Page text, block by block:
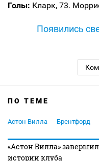
Голы: Кларк, 73.
Появились
ПО ТЕМЕ
Астон Вилла Брентфорд
«Астон Вилла»
истории клуба